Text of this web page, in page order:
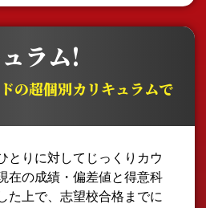
ラム!
の超個別カリキュラムで
とりに対してじっくりカウ
在の成績・偏差値と得意科
た上で、志望校合格までに